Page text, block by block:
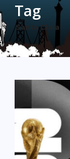
Tag
Santa Clara